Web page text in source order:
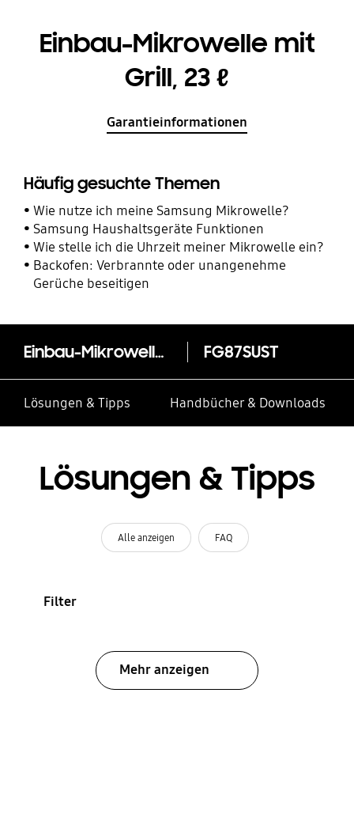
Einbau-Mikrowelle mit
Grill, 23 ℓ
Garantieinformationen
Häufig gesuchte Themen
Wie nutze ich meine Samsung Mikrowelle?
Samsung Haushaltsgeräte Funktionen
Wie stelle ich die Uhrzeit meiner Mikrowelle ein?
Backofen: Verbrannte oder unangenehme
Gerüche beseitigen
Einbau-Mikrowelle mit Grill, 23 ℓ FG87SUST
Lösungen & Tipps Handbücher & Downloads
Lösungen & Tipps
Alle anzeigen FAQ
Filter
Mehr anzeigen